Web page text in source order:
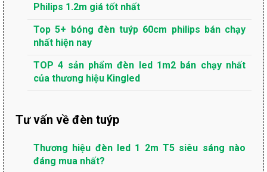
Philips 1.2m giá tốt nhất
Top 5+ bóng đèn tuýp 60cm philips bán chạy
nhất hiện nay
TOP 4 sản phẩm đèn led 1m2 bán chạy nhất
của thương hiệu Kingled
Tư vấn về đèn tuýp
Thương hiệu đèn led 1 2m T5 siêu sáng nào
đáng mua nhất?